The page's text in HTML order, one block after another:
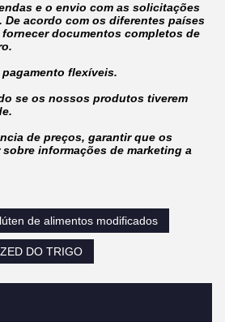
e o envio com as solicitações
acordo com os diferentes países
documentos completos de
flexíveis.
se os nossos produtos tiverem
de preços, garantir que os
informações de marketing a
de alimentos modificados
DO TRIGO